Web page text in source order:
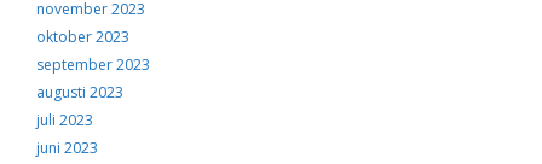
november 2023
oktober 2023
september 2023
augusti 2023
juli 2023
juni 2023